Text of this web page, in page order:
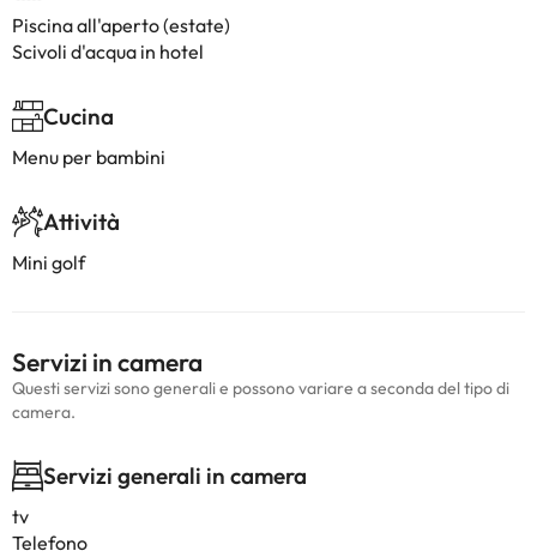
Piscina all'aperto (estate)
Scivoli d'acqua in hotel
Cucina
Menu per bambini
Attività
Mini golf
Servizi in camera
Questi servizi sono generali e possono variare a seconda del tipo di
camera.
Servizi generali in camera
tv
Telefono